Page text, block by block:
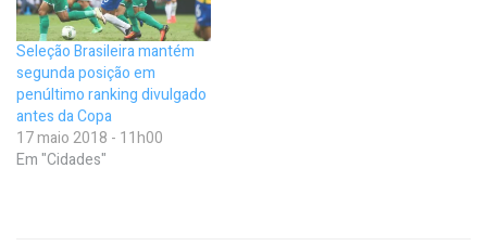
Seleção Brasileira mantém
segunda posição em
penúltimo ranking divulgado
antes da Copa
17 maio 2018 - 11h00
Em "Cidades"